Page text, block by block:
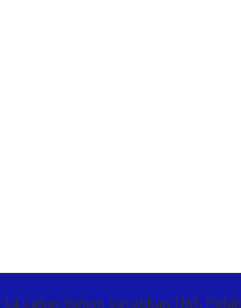
14 Cabor Belum Serahkan THB,